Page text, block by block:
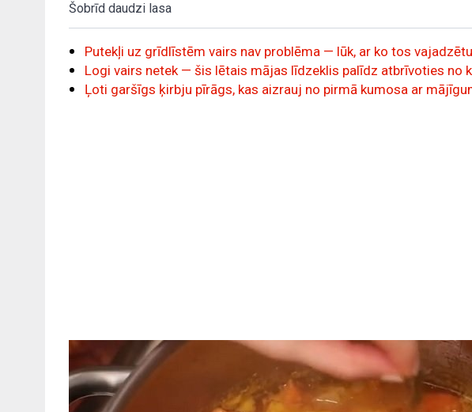
Šobrīd daudzi lasa
Putekļi uz grīdlīstēm vairs nav problēma — lūk, ar ko tos
Logi vairs netek — šis lētais mājas līdzeklis palīdz atbrīvoties no
Ļoti garšīgs ķirbju pīrāgs, kas aizrauj no pirmā kumosa ar